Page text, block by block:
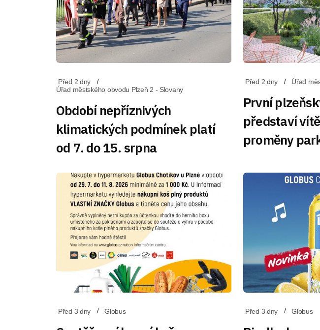
Před 2 dny
Úřad městského obvodu Plzeň 2 - Slovany
Období nepříznivých
klimatických podmínek platí
od 7. do 15. srpna
Před 2 dny Úřad
První
představí
proměny
Před 3 dny Globus Před 3 dny Globus